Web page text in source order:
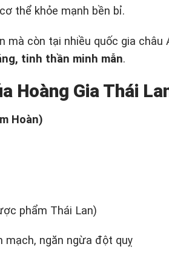
thể khỏe mạnh bền bỉ.
mà còn tại nhiều quốc gia châu
tinh thần minh mẫn.
Hoàng Gia Thái
Hoàn)
phẩm Thái Lan)
mạch, ngăn ngừa đột quỵ